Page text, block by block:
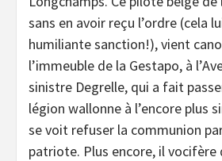
sans en avoir reçu l’ordre (cela
humiliante sanction!), vient
l’immeuble de la Gestapo, à
sinistre Degrelle, qui a fait
légion wallonne à l’encore plus
se voit refuser la communion
patriote. Plus encore, il vocifère